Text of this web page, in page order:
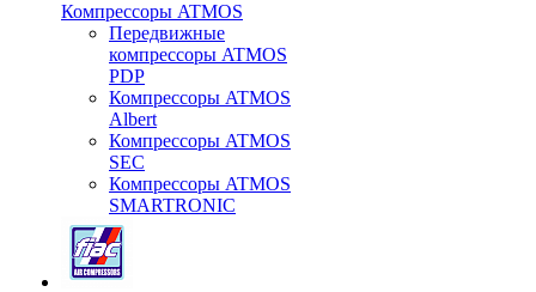
Компрессоры ATMOS
Передвижные
компрессоры ATMOS
PDP
Компрессоры ATMOS
Albert
Компрессоры ATMOS
SEC
Компрессоры ATMOS
SMARTRONIC